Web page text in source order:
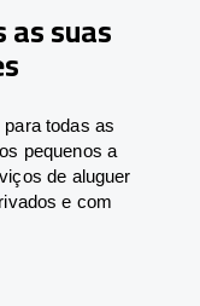
suas
todas as
pequenos a
de aluguer
e com